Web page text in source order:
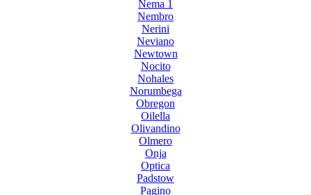
Nema 1
Nembro
Nerini
Neviano
Newtown
Nocito
Nohales
Norumbega
Obregon
Oilella
Olivandino
Olmero
Onja
Optica
Padstow
Pagino